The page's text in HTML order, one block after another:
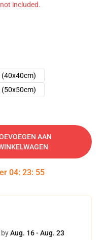
included.
(40x40cm)
AAN
04: 23: 54
Aug. 16 - Aug. 23